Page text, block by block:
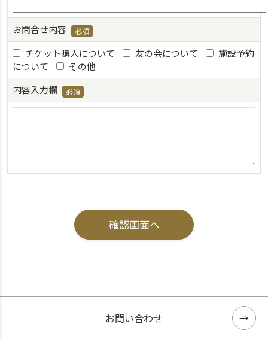
お問合せ内容
チケット購入について
友の会について
施設予約
について
その他
内容入力欄
お問い合わせ